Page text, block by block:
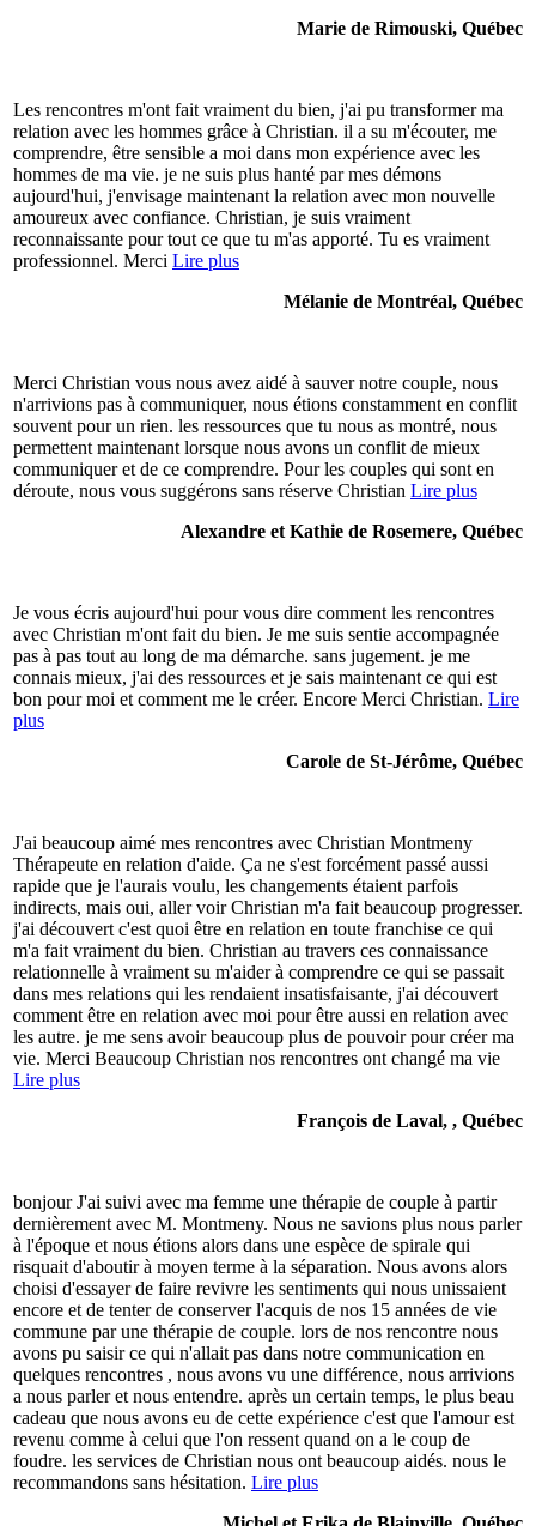
Marie de Rimouski, Québec
Les rencontres m'ont fait vraiment du bien, j'ai pu transformer ma
relation avec les hommes grâce à Christian. il a su m'écouter, me
comprendre, être sensible a moi dans mon expérience avec les
hommes de ma vie. je ne suis plus hanté par mes démons
aujourd'hui, j'envisage maintenant la relation avec mon nouvelle
amoureux avec confiance. Christian, je suis vraiment
reconnaissante pour tout ce que tu m'as apporté. Tu es vraiment
professionnel. Merci Lire plus
Mélanie de Montréal, Québec
Merci Christian vous nous avez aidé à sauver notre couple, nous
n'arrivions pas à communiquer, nous étions constamment en conflit
souvent pour un rien. les ressources que tu nous as montré, nous
permettent maintenant lorsque nous avons un conflit de mieux
communiquer et de ce comprendre. Pour les couples qui sont en
déroute, nous vous suggérons sans réserve Christian Lire plus
Alexandre et Kathie de Rosemere, Québec
Je vous écris aujourd'hui pour vous dire comment les rencontres
avec Christian m'ont fait du bien. Je me suis sentie accompagnée
pas à pas tout au long de ma démarche. sans jugement. je me
connais mieux, j'ai des ressources et je sais maintenant ce qui est
bon pour moi et comment me le créer. Encore Merci Christian. Lire
plus
Carole de St-Jérôme, Québec
J'ai beaucoup aimé mes rencontres avec Christian Montmeny
Thérapeute en relation d'aide. Ça ne s'est forcément passé aussi
rapide que je l'aurais voulu, les changements étaient parfois
indirects, mais oui, aller voir Christian m'a fait beaucoup progresser.
j'ai découvert c'est quoi être en relation en toute franchise ce qui
m'a fait vraiment du bien. Christian au travers ces connaissance
relationnelle à vraiment su m'aider à comprendre ce qui se passait
dans mes relations qui les rendaient insatisfaisante, j'ai découvert
comment être en relation avec moi pour être aussi en relation avec
les autre. je me sens avoir beaucoup plus de pouvoir pour créer ma
vie. Merci Beaucoup Christian nos rencontres ont changé ma vie
Lire plus
François de Laval, , Québec
bonjour J'ai suivi avec ma femme une thérapie de couple à partir
dernièrement avec M. Montmeny. Nous ne savions plus nous parler
à l'époque et nous étions alors dans une espèce de spirale qui
risquait d'aboutir à moyen terme à la séparation. Nous avons alors
choisi d'essayer de faire revivre les sentiments qui nous unissaient
encore et de tenter de conserver l'acquis de nos 15 années de vie
commune par une thérapie de couple. lors de nos rencontre nous
avons pu saisir ce qui n'allait pas dans notre communication en
quelques rencontres , nous avons vu une différence, nous arrivions
a nous parler et nous entendre. après un certain temps, le plus beau
cadeau que nous avons eu de cette expérience c'est que l'amour est
revenu comme à celui que l'on ressent quand on a le coup de
foudre. les services de Christian nous ont beaucoup aidés. nous le
recommandons sans hésitation. Lire plus